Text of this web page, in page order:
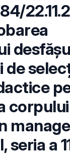
seria a